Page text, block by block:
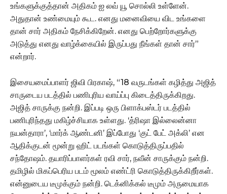
உங்களுக்குத்தான் அதிகம் ஐ லவ் யூ சொல்லி உள்ளேன்.
அதுதான் உண்மையும் கூட. எனது மனைவியை விட உங்களை
தான் சார் அதிகம் நேசிக்கிறேன். எனது பெற்றோர்களுக்கு
அடுத்து எனது வாழ்க்கையில் இருப்பது நீங்கள் தான் சார்”
என்றார்.
இசையமைப்பாளர் ஜிவி பிரகாஷ், “18 வருடங்கள் கழித்து அஜித்
சாருடைய படத்தில் பணிபுரிய வாய்ப்பு கிடைத்திருக்கிறது.
அஜித் சாருக்கு நன்றி. இப்படி ஒரு பிளாக்பஸ்டர் படத்தில்
பணிபுரிந்தது மகிழ்ச்சியாக உள்ளது. ‘த்ரிஷா இல்லைன்னா
நயன்தாரா’, ‘மார்க் ஆண்டனி’ இப்போது ‘குட் பேட் அக்லி’ என
ஆதிக்குடன் மூன்று ஹிட் படங்கள் கொடுத்திருப்பதில்
சந்தோஷம். தயாரிப்பாளர்கள் ரவி சார், நவீன் சாருக்கும் நன்றி.
தமிழில் மிகப்பெரிய படம் மூலம் எண்ட்ரி கொடுத்திருக்கிறீர்கள்.
என்னுடைய டீமுக்கும் நன்றி. டெக்னிக்கல் டீமும் அருமையாக